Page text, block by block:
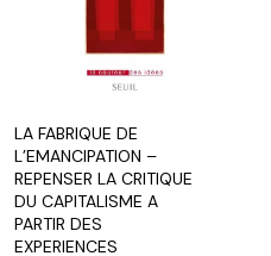
LA FABRIQUE DE
L’EMANCIPATION –
REPENSER LA CRITIQUE
DU CAPITALISME A
PARTIR DES
EXPERIENCES